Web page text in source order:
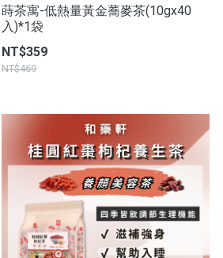
蒔茶寓-低熱量黃金蕎麥茶(10gx40
入)*1袋
NT$359
NT$469